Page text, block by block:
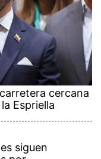
cercana
Espriella
siguen